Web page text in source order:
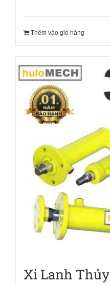
Thêm vào giỏ hàng
Xi Lanh